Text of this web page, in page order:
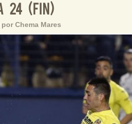
por Chema Mares